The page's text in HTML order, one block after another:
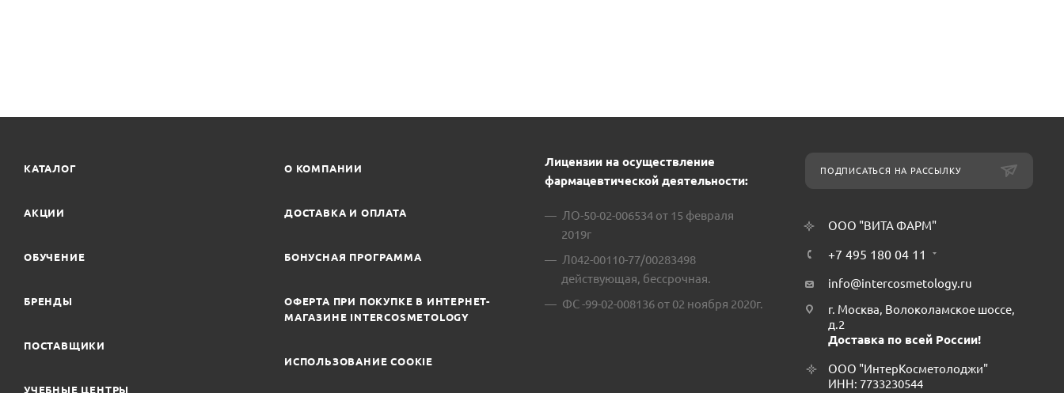
КАТАЛОГ
АКЦИИ
ОБУЧЕНИЕ
БРЕНДЫ
ПОСТАВЩИКИ
УЧЕБНЫЕ ЦЕНТРЫ
О КОМПАНИИ
ДОСТАВКА И ОПЛАТА
БОНУСНАЯ ПРОГРАММА
ОФЕРТА ПРИ ПОКУПКЕ В ИНТЕРНЕТ-
МАГАЗИНЕ INTERCOSMETOLOGY
ИСПОЛЬЗОВАНИЕ COOKIE
Лицензии на осуществление
фармацевтической деятельности:
ЛО-50-02-006534 от 15 февраля
2019г
Л042-00110-77/00283498
действующая, бессрочная.
ФС -99-02-008136 от 02 ноября 2020г.
ПОДПИСАТЬСЯ НА РАССЫЛКУ
ООО "ВИТА ФАРМ"
+7 495 180 04 11
info@intercosmetology.ru
г. Москва, Волоколамское шоссе,
д.2
Доставка по всей России!
ООО "ИнтерКосметолоджи"
ИНН: 7733230544